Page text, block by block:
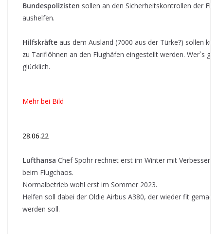
Bundespolizisten sollen an den Sicherheitskontrollen der
aushelfen.
Hilfskräfte aus dem Ausland (7000 aus der Türke?) sollen
zu Tariflöhnen an den Flughäfen eingestellt werden. Wer`s
glücklich.
Mehr bei Bild
28.06.22
Lufthansa Chef Spohr rechnet erst im Winter mit
beim Flugchaos.
Normalbetrieb wohl erst im Sommer 2023.
Helfen soll dabei der Oldie Airbus A380, der wieder fit
werden soll.